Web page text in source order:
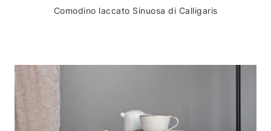
Comodino laccato Sinuosa di Calligaris